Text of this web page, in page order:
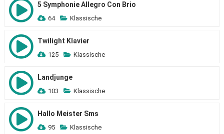
5 Symphonie Allegro Con Brio
64 Klassische
Twilight Klavier
125 Klassische
Landjunge
103 Klassische
Hallo Meister Sms
95 Klassische